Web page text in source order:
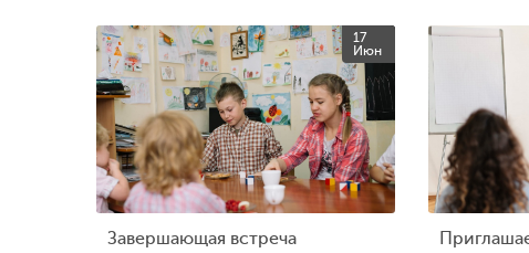
17
Июн
Завершающая встреча